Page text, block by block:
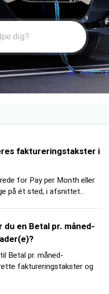
faktureringstakster i
for Pay per Month eller
på ét sted, i afsnittet...
en Betal pr. måned-
Betal pr. måned-
faktureringstakster og